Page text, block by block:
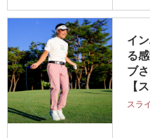
イ
る
ブ
【
スラ